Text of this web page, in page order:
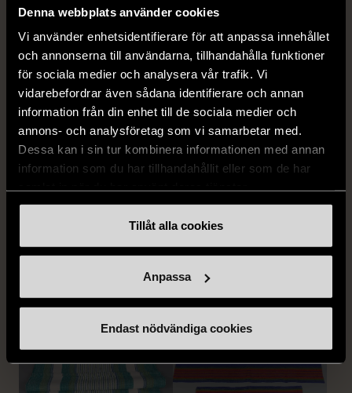
Denna webbplats använder cookies
Vi använder enhetsidentifierare för att anpassa innehållet
och annonserna till användarna, tillhandahålla funktioner
för sociala medier och analysera vår trafik. Vi
vidarebefordrar även sådana identifierare och annan
information från din enhet till de sociala medier och
annons- och analysföretag som vi samarbetar med.
Dessa kan i sin tur kombinera informationen med annan
information som du har tillhandahållit eller som de har
Tillåt alla cookies
Anpassa
Endast nödvändiga cookies
80% 50 kr
Gott skick Gott skick